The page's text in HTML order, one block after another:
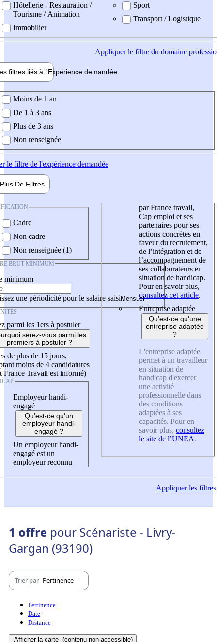
Hôtellerie - Restauration /
Tourisme / Animation
Immobilier
Sport
Transport / Logistique
Appliquerle filtre du domaine
filtres liés à l'Expérience demandée
demandée
Moins de 1 an
De 1 à 3 ans
Plus de 3 ans
Non renseignée
le filtre de l'expérience demandée
Plus De Filtres
Cadre
Non cadre
Non renseignée (1)
BRUT MINIMUM
minimum
une périodicité pour le salaire saisi
parmi les 1ers à postuler
serez-vous parmi les
premiers à postuler ?
de plus de 15 jours,
moins de 4 candidatures
France Travail est informé)
Employeur handi-
engagé
Qu'est-ce qu'un
employeur handi-
engagé ?
Un employeur handi-
engagé est un
employeur reconnu
par France travail,
Cap emploi et ses
partenaires pour ses
actions concrètes en
faveur du recrutement,
de l’intégration et de
l’accompagnement de
ses collaborateurs en
situation de handicap.
Pour en savoir plus,
consultez cet article.
Entreprise adaptée
Qu'est-ce qu'une
entreprise adaptée
?
L'entreprise adaptée
permet à un travailleur
en situation de
handicap d'exercer
une activité
professionnelle dans
des conditions
adaptées à ses
capacités. Pour en
savoir plus, consultez
le site de l’UNEA.
Appliquerles filtres
1 offre pour Scénariste - Livry-
Gargan (93190)
Trier par Pertinence
Pertinence
Date
Distance
Afficher la carte (contenu non-accessible)